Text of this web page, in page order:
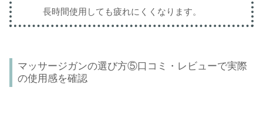
長時間使用しても疲れにくくなります。
マッサージガンの選び方⑤口コミ・レビューで実際
の使用感を確認